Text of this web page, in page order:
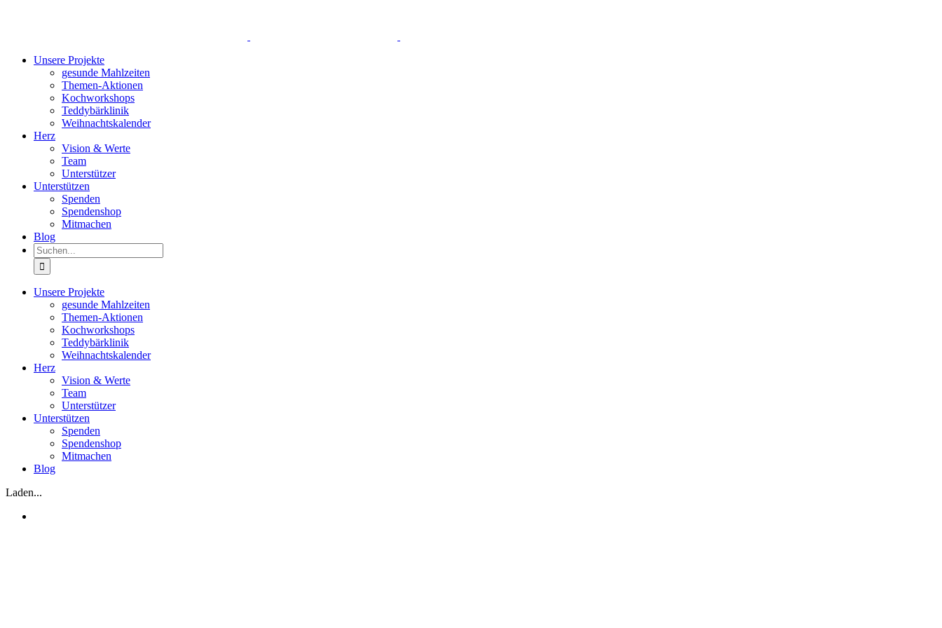
Themen-Aktionen
Kochworkshops
Teddybärklinik
Weihnachtskalender
Herz
Vision & Werte
Unterstützer
Unterstützen
Spenden
Spendenshop
Mitmachen
Blog
Suche
nach:
Unsere Projekte
Themen-Aktionen
Kochworkshops
Teddybärklinik
Weihnachtskalender
Herz
Vision & Werte
Unterstützer
Unterstützen
Spenden
Spendenshop
Mitmachen
Blog
Laden...